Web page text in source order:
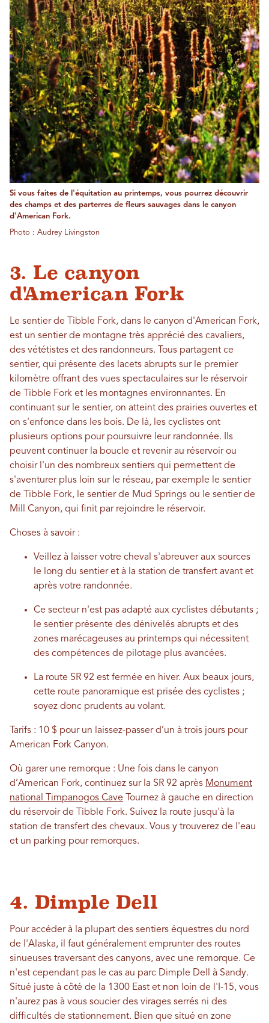
Si vous faites de l'équitation au printemps, vous pourrez découvrir
des champs et des parterres de fleurs sauvages dans le canyon
d'American Fork.
Photo : Audrey Livingston
3. Le canyon
d'American Fork
Le sentier de Tibble Fork, dans le canyon d'American Fork,
est un sentier de montagne très apprécié des cavaliers,
des vététistes et des randonneurs. Tous partagent ce
sentier, qui présente des lacets abrupts sur le premier
kilomètre offrant des vues spectaculaires sur le réservoir
de Tibble Fork et les montagnes environnantes. En
continuant sur le sentier, on atteint des prairies ouvertes et
on s'enfonce dans les bois. De là, les cyclistes ont
plusieurs options pour poursuivre leur randonnée. Ils
peuvent continuer la boucle et revenir au réservoir ou
choisir l'un des nombreux sentiers qui permettent de
s'aventurer plus loin sur le réseau, par exemple le sentier
de Tibble Fork, le sentier de Mud Springs ou le sentier de
Mill Canyon, qui finit par rejoindre le réservoir.
Choses à savoir :
Veillez à laisser votre cheval s'abreuver aux sources
le long du sentier et à la station de transfert avant et
après votre randonnée.
Ce secteur n'est pas adapté aux cyclistes débutants ;
le sentier présente des dénivelés abrupts et des
zones marécageuses au printemps qui nécessitent
des compétences de pilotage plus avancées.
La route SR 92 est fermée en hiver. Aux beaux jours,
cette route panoramique est prisée des cyclistes ;
soyez donc prudents au volant.
Tarifs : 10 $ pour un laissez-passer d’un à trois jours pour
American Fork Canyon.
Où garer une remorque : Une fois dans le canyon
d’American Fork, continuez sur la SR 92 après Monument
national Timpanogos Cave Tournez à gauche en direction
du réservoir de Tibble Fork. Suivez la route jusqu'à la
station de transfert des chevaux. Vous y trouverez de l'eau
et un parking pour remorques.
4. Dimple Dell
Pour accéder à la plupart des sentiers équestres du nord
de l'Alaska, il faut généralement emprunter des routes
sinueuses traversant des canyons, avec une remorque. Ce
n'est cependant pas le cas au parc Dimple Dell à Sandy.
Situé juste à côté de la 1300 East et non loin de l'I-15, vous
n'aurez pas à vous soucier des virages serrés ni des
difficultés de stationnement. Bien que situé en zone